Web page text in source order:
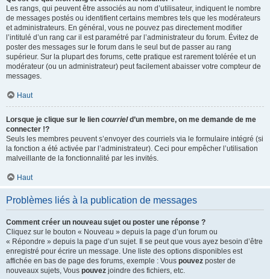
Les rangs, qui peuvent être associés au nom d’utilisateur, indiquent le nombre
de messages postés ou identifient certains membres tels que les modérateurs
et administrateurs. En général, vous ne pouvez pas directement modifier
l’intitulé d’un rang car il est paramétré par l’administrateur du forum. Évitez de
poster des messages sur le forum dans le seul but de passer au rang
supérieur. Sur la plupart des forums, cette pratique est rarement tolérée et un
modérateur (ou un administrateur) peut facilement abaisser votre compteur de
messages.
Haut
Lorsque je clique sur le lien courrield’un membre, on me demande de me
connecter !?
Seuls les membres peuvent s’envoyer des courriels via le formulaire intégré (si
la fonction a été activée par l’administrateur). Ceci pour empêcher l’utilisation
malveillante de la fonctionnalité par les invités.
Haut
Problèmes liés à la publication de messages
Comment créer un nouveau sujet ou poster une réponse ?
Cliquez sur le bouton « Nouveau » depuis la page d’un forum ou
« Répondre » depuis la page d’un sujet. Il se peut que vous ayez besoin d’être
enregistré pour écrire un message. Une liste des options disponibles est
affichée en bas de page des forums, exemple : Vous pouvez poster de
nouveaux sujets, Vous pouvez joindre des fichiers, etc.